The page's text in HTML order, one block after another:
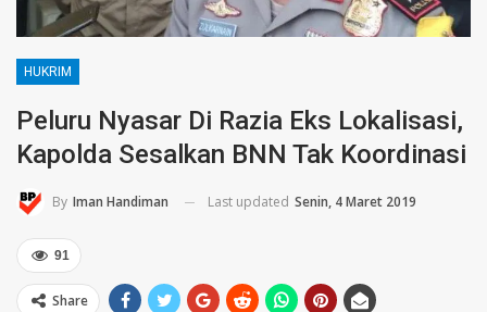
HUKRIM
Peluru Nyasar Di Razia Eks Lokalisasi,
Kapolda Sesalkan BNN Tak Koordinasi
By Iman Handiman Last updated Senin, 4 Maret 2019
91
Share